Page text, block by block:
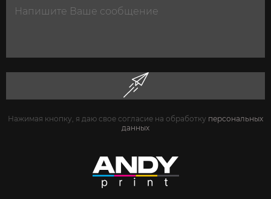
Нажимая кнопку, я даю свое согласие на обработку персональных
данных